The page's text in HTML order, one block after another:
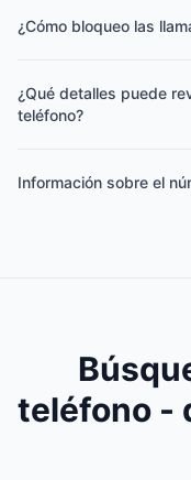
¿Cómo bloqueo las
¿Qué detalles puede
teléfono?
Información sobre el
teléfono -